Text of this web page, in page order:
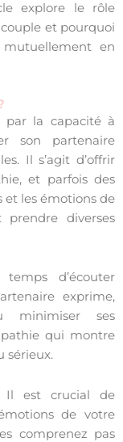
explore le rôle
et pourquoi
en
par la capacité à
son partenaire
Il s’agit d’offrir
et parfois des
et les émotions de
prendre diverses
d’écouter
exprime,
minimiser ses
qui montre
sérieux.
est crucial de
de votre
comprenez pas